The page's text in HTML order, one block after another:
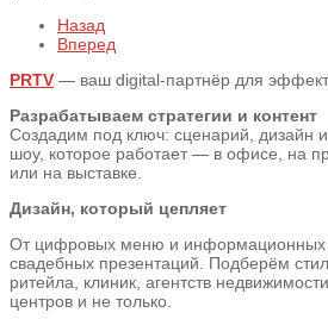
Назад
Вперед
PRTV — ваш digital-партнёр для
Разрабатываем стратегии и контент
Создадим под ключ: сценарий, дизайн
шоу, которое работает — в офисе, на
или на выставке.
Дизайн, который цепляет
От цифровых меню и информационных
свадебных презентаций. Подберём
ритейла, клиник, агентств
центров и не только.